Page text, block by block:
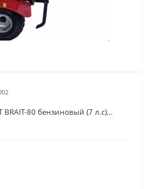
80 бензиновый (7 л.с)...